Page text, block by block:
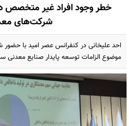
خطر وجود افراد غیر متخصص
شرکت‌های
احد علیخانی در کنفرانس عصر امید با
موضوع الزامات توسعه پایدار صنایع معدنی